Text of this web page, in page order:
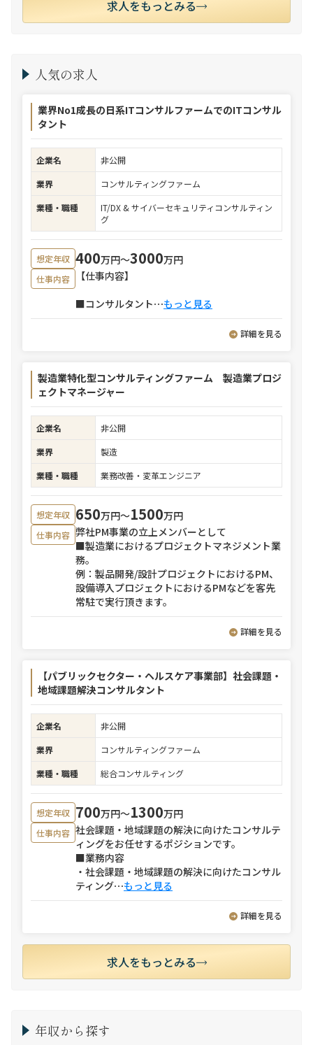
求人をもっとみる
人気の求人
業界No1成長の日系ITコンサルファームでのITコンサル
タント
企業名
非公開
業界
コンサルティングファーム
業種・職種
IT/DX & サイバーセキュリティコンサルティン
グ
想定年収 400万円〜3000万円
仕事内容
【仕事内容】
■コンサルタント⋯もっと見る
詳細を見る
製造業特化型コンサルティングファーム 製造業プロジ
ェクトマネージャー
企業名
非公開
業界
製造
業種・職種
業務改善・変革エンジニア
想定年収 650万円〜1500万円
仕事内容 弊社PM事業の立上メンバーとして
■製造業におけるプロジェクトマネジメント業
務。
例：製品開発/設計プロジェクトにおけるPM、
設備導入プロジェクトにおけるPMなどを客先
常駐で実行頂きます。
詳細を見る
【パブリックセクター・ヘルスケア事業部】社会課題・
地域課題解決コンサルタント
企業名
非公開
業界
コンサルティングファーム
業種・職種
総合コンサルティング
想定年収 700万円〜1300万円
仕事内容 社会課題・地域課題の解決に向けたコンサルテ
ィングをお任せするポジションです。
■業務内容
・社会課題・地域課題の解決に向けたコンサル
ティング⋯もっと見る
詳細を見る
求人をもっとみる
年収から探す